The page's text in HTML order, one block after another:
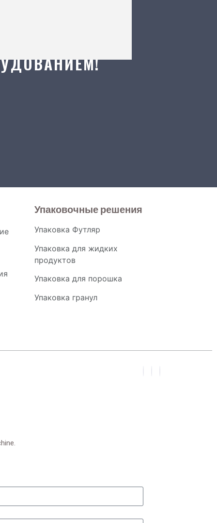
Упаковочные решения
Упаковка Футляр
Упаковка для жидких
продуктов
Упаковка для порошка
Упаковка гранул